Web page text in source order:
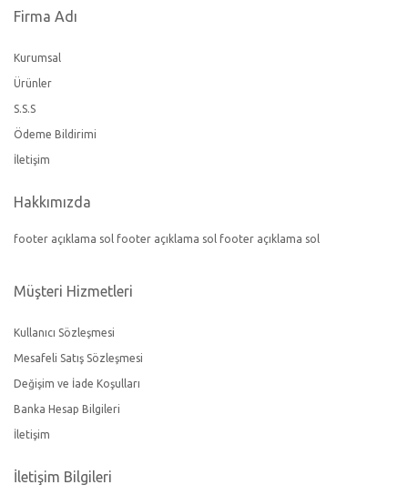
Firma Adı
Kurumsal
Ürünler
S.S.S
Ödeme Bildirimi
İletişim
Hakkımızda
footer açıklama sol footer açıklama sol footer açıklama sol
Müşteri Hizmetleri
Kullanıcı Sözleşmesi
Mesafeli Satış Sözleşmesi
Değişim ve İade Koşulları
Banka Hesap Bilgileri
İletişim
İletişim Bilgileri